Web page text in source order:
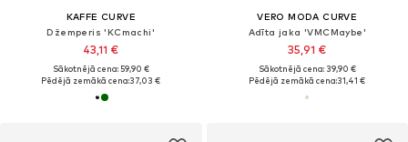
KAFFE CURVE
Džemperis 'KCmachi'
43,11 €
Sākotnējā cena: 59,90 €
Pēdējā zemākā cena:37,03 €
VERO MODA CURVE
Adīta jaka 'VMCMaybe'
35,91 €
Sākotnējā cena: 39,90 €
Pēdējā zemākā cena:31,41 €